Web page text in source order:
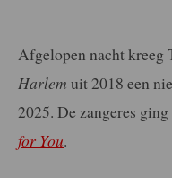
Afgelopen nacht kreeg
Harlem uit 2018 een
2025. De zangeres
for You.